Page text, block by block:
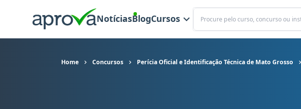
NotíciasBlogCursos
Buscar
Home Concursos Perícia Oficial e Identificação Técnica de Mato Grosso